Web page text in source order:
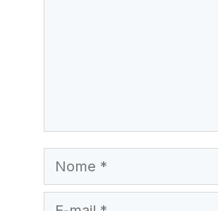
Nome
E-